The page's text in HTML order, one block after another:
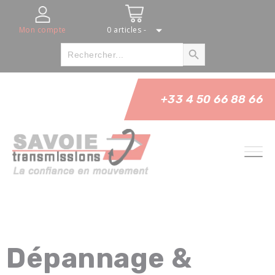
0 articles -
Mon compte
Rechercher Bouton Rechercher
+33 4 50 66 88 66
Dépannage &
Panneau de gestion des cookies